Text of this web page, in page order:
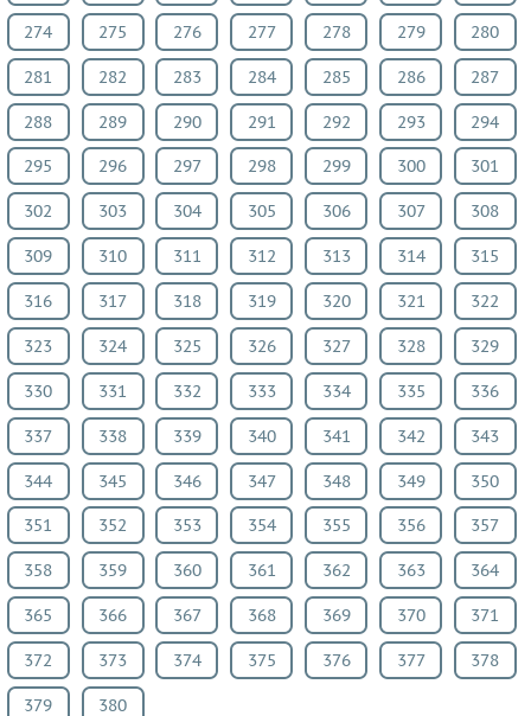
274 275 276 277 278 279 280
281 282 283 284 285 286 287
288 289 290 291 292 293 294
295 296 297 298 299 300 301
302 303 304 305 306 307 308
309 310 311 312 313 314 315
316 317 318 319 320 321 322
323 324 325 326 327 328 329
330 331 332 333 334 335 336
337 338 339 340 341 342 343
344 345 346 347 348 349 350
351 352 353 354 355 356 357
358 359 360 361 362 363 364
365 366 367 368 369 370 371
372 373 374 375 376 377 378
379 380